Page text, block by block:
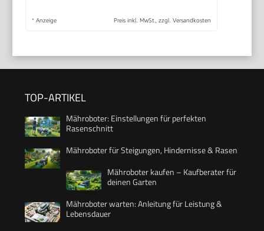
* Anzeige Preis inkl. MwSt., zzgl. Versandkosten
TOP-ARTIKEL
Mähroboter: Einstellungen für perfekten
Rasenschnitt
Mähroboter für Steigungen, Hindernisse & Rasen
Mähroboter kaufen – Kaufberater für
deinen Garten
Mähroboter warten: Anleitung für Leistung &
Lebensdauer